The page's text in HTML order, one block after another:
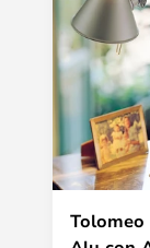
Tolomeo